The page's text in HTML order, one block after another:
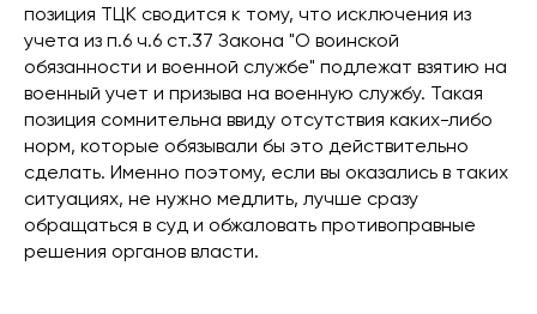
позиция ТЦК сводится к тому, что исключения из
учета из п.6 ч.6 ст.37 Закона "О воинской
обязанности и военной службе" подлежат взятию на
военный учет и призыва на военную службу. Такая
позиция сомнительна ввиду отсутствия каких-либо
норм, которые обязывали бы это действительно
сделать. Именно поэтому, если вы оказались в таких
ситуациях, не нужно медлить, лучше сразу
обращаться в суд и обжаловать противоправные
решения органов власти.